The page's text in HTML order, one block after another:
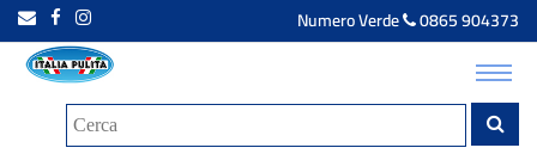
Numero Verde 0865 904373